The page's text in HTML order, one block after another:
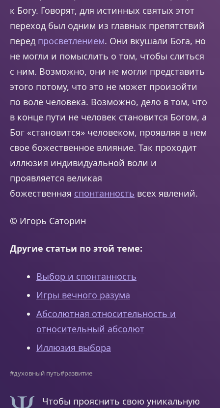
к Богу. Говорят, для истинных святых этот
переход был одним из главных препятствий
перед просветлением. Они вкушали Бога, но
не могли и помыслить о том, чтобы слиться
с ним. Возможно, они не могли представить
этого потому, что это не может произойти
по воле человека. Возможно, дело в том, что
в конце пути не человек становится Богом, а
Бог «становится» человеком, проявляя в нем
свое божественное влияние. Так проходит
иллюзия индивидуальной воли и
проявляется великая
божественная спонтанность всех явлений.
© Игорь Саторин
Другие статьи по этой теме:
Выбор и спонтанность
Игры вечного разума
Абсолютная относительность и
относительный абсолют
Иллюзия выбора
#духовный путь#развитие
Чтобы прояснить свою уникальную